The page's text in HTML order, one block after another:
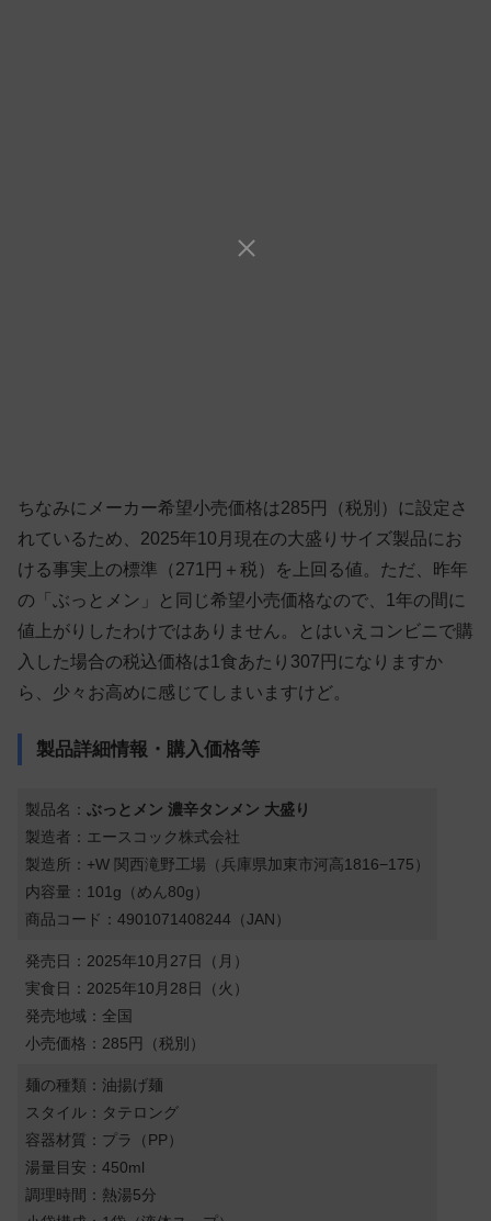
ちなみにメーカー希望小売価格は285円（税別）に設定さ
れているため、2025年10月現在の大盛りサイズ製品にお
ける事実上の標準（271円＋税）を上回る値。ただ、昨年
の「ぶっとメン」と同じ希望小売価格なので、1年の間に
値上がりしたわけではありません。とはいえコンビニで購
入した場合の税込価格は1食あたり307円になりますか
ら、少々お高めに感じてしまいますけど。
製品詳細情報・購入価格等
製品名：ぶっとメン 濃辛タンメン 大盛り
製造者：エースコック株式会社
製造所：+W 関西滝野工場（兵庫県加東市河高1816−175）
内容量：101g（めん80g）
商品コード：4901071408244（JAN）
発売日：2025年10月27日（月）
実食日：2025年10月28日（火）
発売地域：全国
小売価格：285円（税別）
麺の種類：油揚げ麺
スタイル：タテロング
容器材質：プラ（PP）
湯量目安：450ml
調理時間：熱湯5分